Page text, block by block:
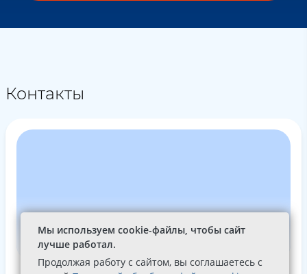
Контакты
Мы используем cookie-файлы, чтобы сайт
лучше работал.
Продолжая работу с сайтом, вы соглашаетесь с